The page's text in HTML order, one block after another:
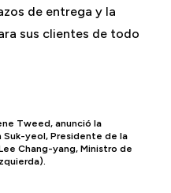
de entrega y la
sus clientes de todo
Tweed, anunció la
Suk-yeol, Presidente de la
Chang-yang, Ministro de